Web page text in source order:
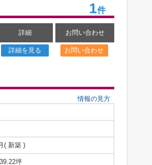
1件
詳細 お問い合わせ
詳細を見る お問い合わせ
情報の見方
( 新築 )
坪